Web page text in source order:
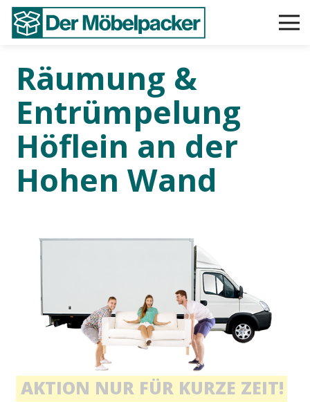
Räumung &
Entrümpelung
Höflein an der
Hohen Wand
AKTION NUR FÜR KURZE ZEIT!